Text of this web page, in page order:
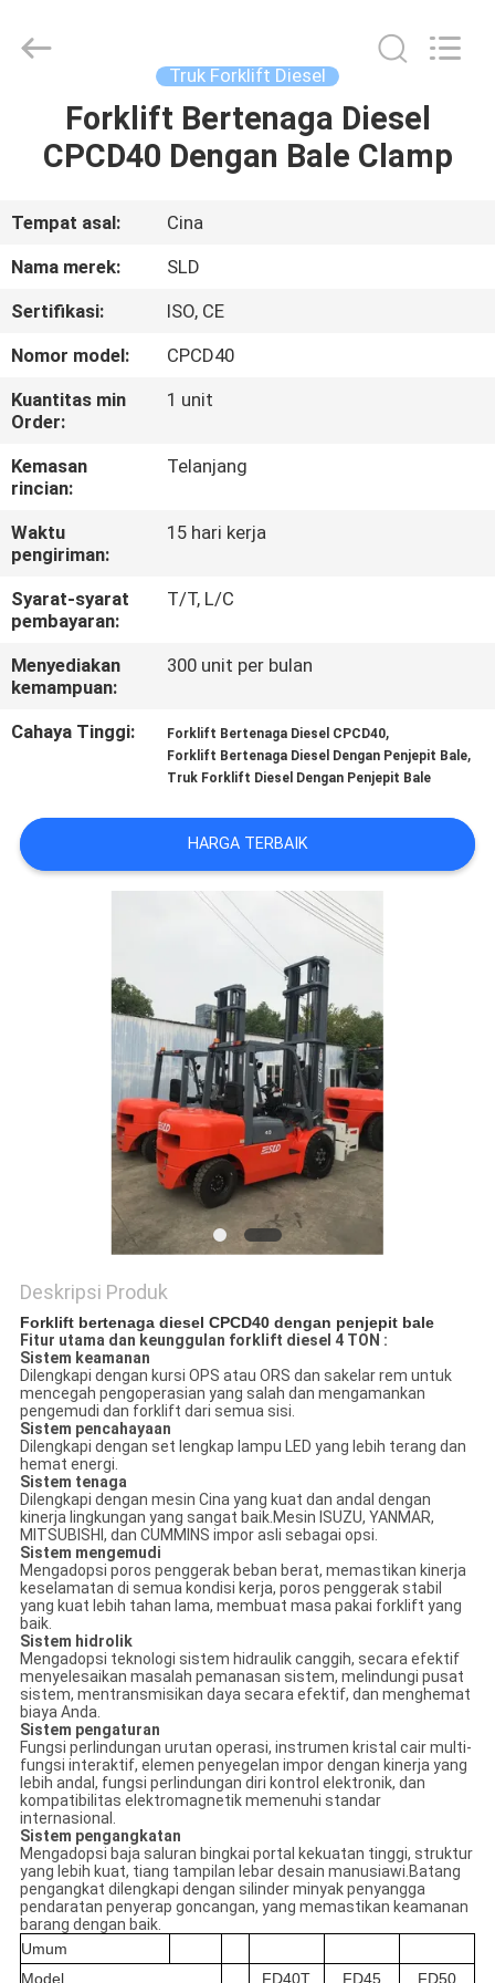
RUMAH
TENTANG
KAMI
TUR
PABRIK
KONTROL
SITEMAP
PRIVACY
POLICY
Truk Forklift Diesel
Forklift Bertenaga Diesel
CPCD40 Dengan Bale Clamp
Tempat asal:
Cina
Nama merek:
SLD
Sertifikasi:
ISO, CE
Nomor model:
CPCD40
Kuantitas min
Order:
1 unit
Kemasan
rincian:
Telanjang
Waktu
pengiriman:
15 hari kerja
Syarat-syarat
pembayaran:
T/T, L/C
Menyediakan
kemampuan:
300 unit per bulan
Cahaya Tinggi: Forklift Bertenaga Diesel CPCD40,
Forklift Bertenaga Diesel Dengan Penjepit Bale,
Truk Forklift Diesel Dengan Penjepit Bale
HARGA TERBAIK
Deskripsi Produk
Forklift bertenaga diesel CPCD40 dengan penjepit bale
Fitur utama dan keunggulan forklift diesel 4 TON :
Sistem keamanan
Dilengkapi dengan kursi OPS atau ORS dan sakelar rem untuk
mencegah pengoperasian yang salah dan mengamankan
pengemudi dan forklift dari semua sisi.
Sistem pencahayaan
Dilengkapi dengan set lengkap lampu LED yang lebih terang dan
hemat energi.
Sistem tenaga
Dilengkapi dengan mesin Cina yang kuat dan andal dengan
kinerja lingkungan yang sangat baik.Mesin ISUZU, YANMAR,
MITSUBISHI, dan CUMMINS impor asli sebagai opsi.
Sistem mengemudi
Mengadopsi poros penggerak beban berat, memastikan kinerja
keselamatan di semua kondisi kerja, poros penggerak stabil
yang kuat lebih tahan lama, membuat masa pakai forklift yang
baik.
Sistem hidrolik
Mengadopsi teknologi sistem hidraulik canggih, secara efektif
menyelesaikan masalah pemanasan sistem, melindungi pusat
sistem, mentransmisikan daya secara efektif, dan menghemat
biaya Anda.
Sistem pengaturan
Fungsi perlindungan urutan operasi, instrumen kristal cair multi-
fungsi interaktif, elemen penyegelan impor dengan kinerja yang
lebih andal, fungsi perlindungan diri kontrol elektronik, dan
kompatibilitas elektromagnetik memenuhi standar
internasional.
Sistem pengangkatan
Mengadopsi baja saluran bingkai portal kekuatan tinggi, struktur
yang lebih kuat, tiang tampilan lebar desain manusiawi.Batang
pengangkat dilengkapi dengan silinder minyak penyangga
pendaratan penyerap goncangan, yang memastikan keamanan
barang dengan baik.
Umum
Model
FD40T FD45 FD50